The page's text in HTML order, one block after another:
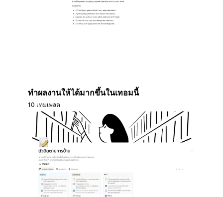
ทำผลงานให้ได้มากขึ้นในเทอมนี้
10 เทมเพลต